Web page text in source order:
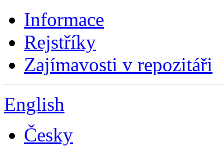
Informace
Rejstříky
Zajímavosti v repozitáři
English
Česky